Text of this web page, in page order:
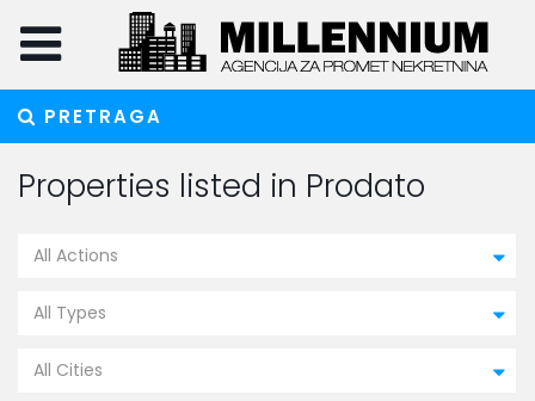
PRETRAGA
Properties listed in Prodato
All Actions
All Types
All Cities